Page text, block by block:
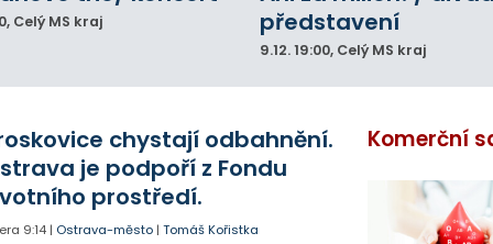
, Celý MS kraj
představení
9.12.19:00, Celý MS kraj
chystají odbahnění.
je podpoří z Fondu
prostředí.
9:14 | Ostrava-město |Tomáš Kořistka
Komerční